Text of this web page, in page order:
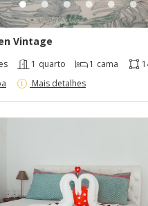
Vintage
1 quarto 1 cama
Mais detalhes